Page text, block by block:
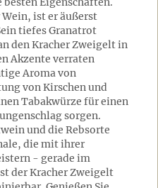
ist er äußerst
tiefes Granatrot
den Kracher Zweigelt in
Akzente verraten
Aroma von
von Kirschen und
Tabakwürze für einen
sorgen.
und die Rebsorte
die mit ihrer
- gerade im
der Kracher Zweigelt